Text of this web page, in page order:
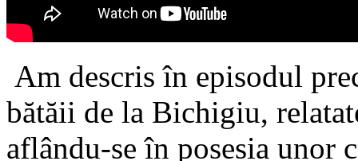
Am descris în episodul
bătăii de la Bichigiu,
aflându-se în posesia unor